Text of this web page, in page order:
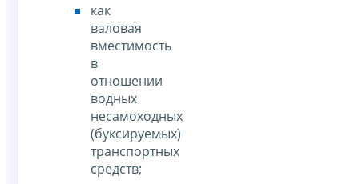
как
валовая
вместимость
в
отношении
водных
несамоходных
(буксируемых)
транспортных
средств;